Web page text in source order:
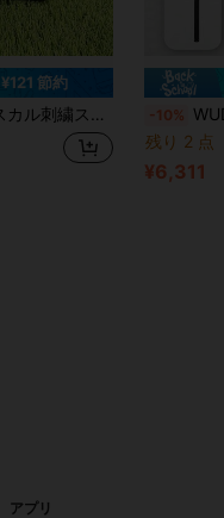
¥121 節約
トスタイルクールデザイン、ゴルフアクセサリー -10% WUDAY 右利き用ゴルフパター
残り 2 点
¥6,311
アプリ